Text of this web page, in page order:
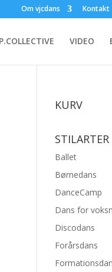
Om vjcdans Kontakt
VIDEO
KURV
STILARTER
Ballet
Børnedans
DanceCamp
Dans for
Discodans
Forårsdans